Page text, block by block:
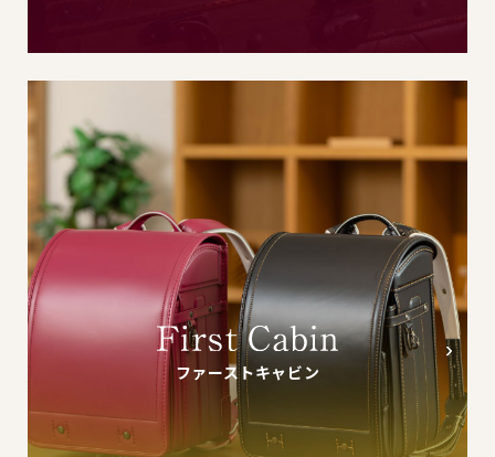
ファーストキャビン